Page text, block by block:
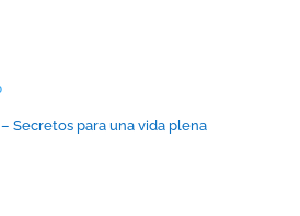
Secretos para una vida plena